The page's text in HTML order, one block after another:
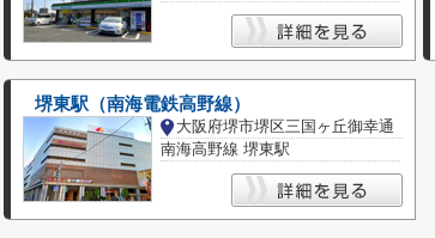
堺東駅（南海電鉄高野線）
大阪府堺市堺区三国ヶ丘御幸通
南海高野線 堺東駅